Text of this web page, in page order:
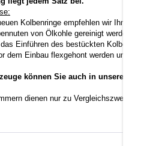
Kolbenringe empfehlen wir Ihnen
von Ölkohle gereinigt werden
Einführen des bestückten Kolbens in
dem Einbau flexgehont werden um den
können Sie auch in unserem
dienen nur zu Vergleichszwecken.